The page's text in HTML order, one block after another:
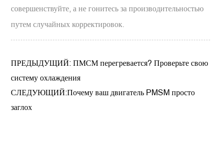
совершенствуйте, а не гонитесь за производительностью
путем случайных корректировок.
ПРЕДЫДУЩИЙ: ПМСМ перегревается? Проверьте свою
систему охлаждения
СЛЕДУЮЩИЙ:Почему ваш двигатель PMSM просто
заглох